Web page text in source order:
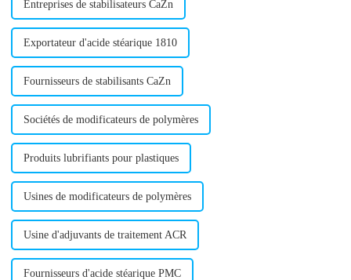
Entreprises de stabilisateurs CaZn
Exportateur d'acide stéarique 1810
Fournisseurs de stabilisants CaZn
Sociétés de modificateurs de polymères
Produits lubrifiants pour plastiques
Usines de modificateurs de polymères
Usine d'adjuvants de traitement ACR
Fournisseurs d'acide stéarique PMC